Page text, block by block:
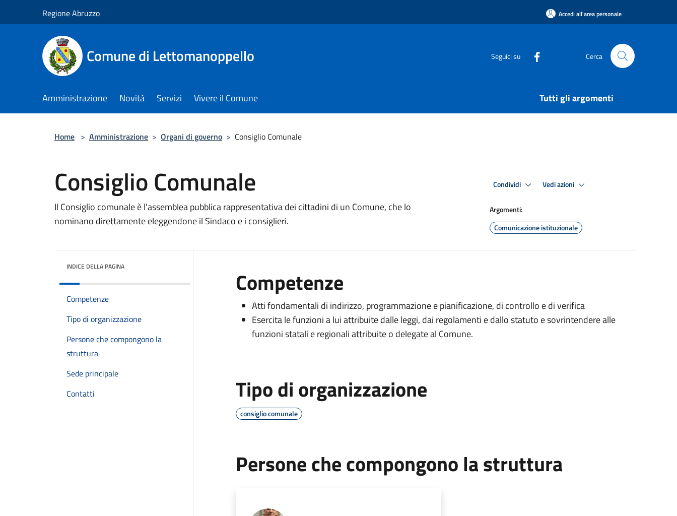
Regione Abruzzo Accedi all'area personale
Comune di Lettomanoppello Seguici su Cerca
Amministrazione Novità Servizi Vivere il Comune Tutti gli argomenti
Home > Amministrazione > Organi di governo > Consiglio Comunale
Consiglio Comunale
Il Consiglio comunale è l'assemblea pubblica rappresentativa dei cittadini di un Comune, che lo
nominano direttamente eleggendone il Sindaco e i consiglieri.
Condividi Vedi azioni
Argomenti:
Comunicazione istituzionale
INDICE DELLA PAGINA
Competenze
Tipo di organizzazione
Persone che compongono la
struttura
Sede principale
Contatti
Competenze
Atti fondamentali di indirizzo, programmazione e pianificazione, di controllo e di verifica
Esercita le funzioni a lui attribuite dalle leggi, dai regolamenti e dallo statuto e sovrintendere alle
funzioni statali e regionali attribuite o delegate al Comune.
Tipo di organizzazione
consiglio comunale
Persone che compongono la struttura